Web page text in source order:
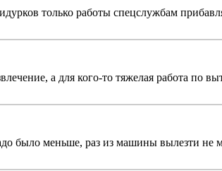
только работы спецслужбам
а для кого-то тяжелая работа по
было меньше, раз из машины вылезти не